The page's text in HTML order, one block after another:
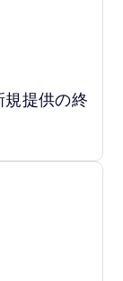
規提供の終